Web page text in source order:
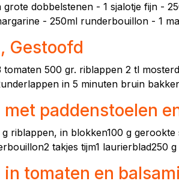
grote dobbelstenen - 1 sjalotje fijn -
- 250ml runderbouillon - 1
Gestoofd
tomaten 500 gr. riblappen 2 tl
in 5 minuten bruin
met paddenstoelen
riblappen, in blokken100 g
takjes tijm1 laurierblad250
in tomaten en